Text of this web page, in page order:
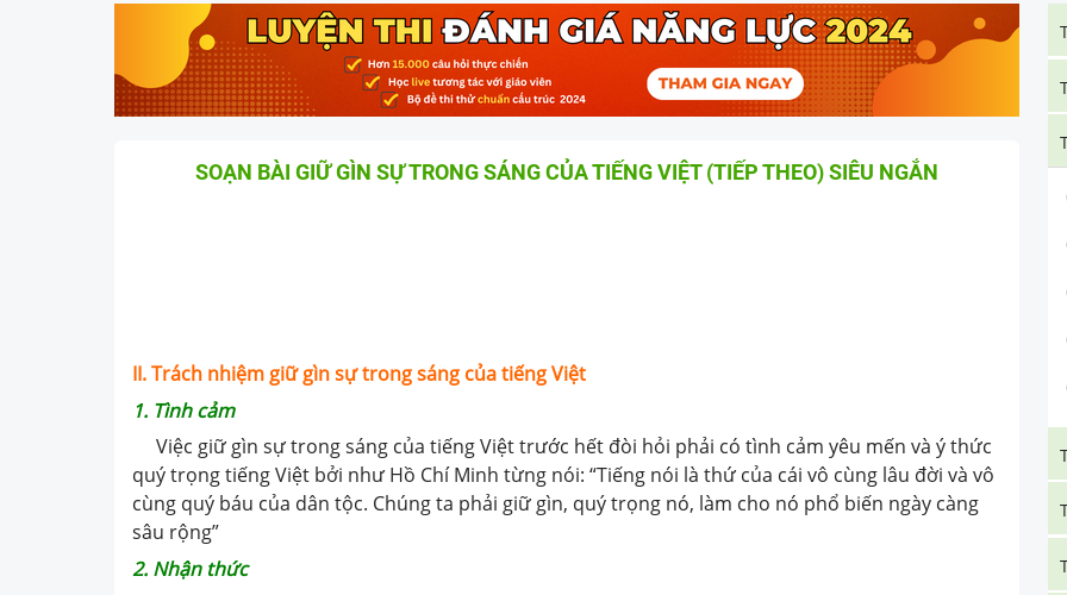
SOẠN BÀI GIỮ GÌN SỰ TRONG SÁNG CỦA TIẾNG VIỆT (TIẾP THEO) SIÊU NGẮN
II. Trách nhiệm giữ gìn sự trong sáng của tiếng Việt
1. Tình cảm
Việc giữ gìn sự trong sáng của tiếng Việt trước hết đòi hỏi phải có tình cảm yêu mến và ý thức
quý trọng tiếng Việt bởi như Hồ Chí Minh từng nói: “Tiếng nói là thứ của cái vô cùng lâu đời và vô
cùng quý báu của dân tộc. Chúng ta phải giữ gìn, quý trọng nó, làm cho nó phổ biến ngày càng
sâu rộng”
2. Nhận thức